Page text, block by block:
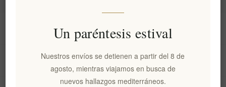
Información
Mi cuenta
Un paréntesis estival
Nuestros envíos se detienen a partir del 8 de
agosto, mientras viajamos en busca de
nuevos hallazgos mediterráneos.